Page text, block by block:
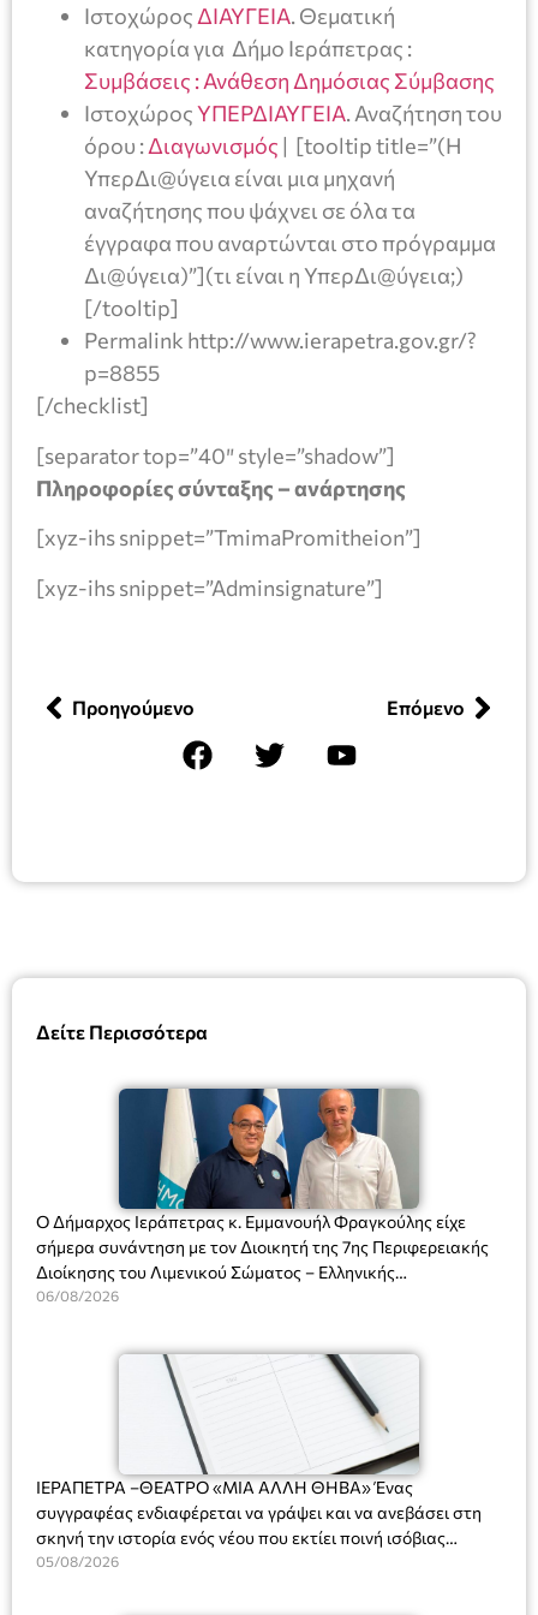
Δείτε Περισσότερα
Ο Δήμαρχος Ιεράπετρας κ. Εμμανουήλ Φραγκούλης είχε
σήμερα συνάντηση με τον Διοικητή της 7ης Περιφερειακής
Διοίκησης του Λιμενικού Σώματος – Ελληνικής
Ακτοφυλακής (Λ.Σ.-ΕΛ.ΑΚΤ.), Αρχιπλοίαρχο Λ.Σ. κ. Ιωάννη
06/08/2026
ΙΕΡΑΠΕΤΡΑ –ΘΕΑΤΡΟ «ΜΙΑ ΑΛΛΗ ΘΗΒΑ» Ένας
συγγραφέας ενδιαφέρεται να γράψει και να ανεβάσει στη
σκηνή την ιστορία ενός νέου που εκτίει ποινή ισόβιας
κάθειρξης για πατροκτονία. Ένα πολυβραβευμένο έργο για
05/08/2026
Ιστοχώρος ΔΙΑΥΓΕΙΑ. Θεματική
κατηγορία για Δήμο Ιεράπετρας :
Συμβάσεις : Ανάθεση Δημόσιας Σύμβασης
ΙστοχώροςΥΠΕΡΔΙΑΥΓΕΙΑ. Αναζήτηση του
όρου :Διαγωνισμός | [tooltip title=”(Η
ΥπερΔι@ύγεια είναι μια μηχανή
αναζήτησης που ψάχνει σε όλα τα
έγγραφα που αναρτώνται στο πρόγραμμα
Δι@ύγεια)”](τι είναι η ΥπερΔι@ύγεια;)
[/tooltip]
Permalink http://www.ierapetra.gov.gr/?
p=8855
[/checklist]
[separator top=”40″ style=”shadow”]
Πληροφορίες σύνταξης – ανάρτησης
[xyz-ihs snippet=”TmimaPromitheion”]
[xyz-ihs snippet=”Adminsignature”]
Προηγούμενο Επόμενο